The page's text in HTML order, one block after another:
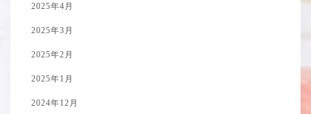
2025年4月
2025年3月
2025年2月
2025年1月
2024年12月